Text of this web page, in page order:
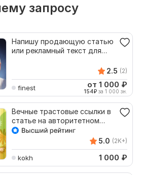
запросу
Напишу продающую статью
или рекламный текст для
2.5 (2)
finest от 1 000 ₽
154₽ за 1 000 зн.
Вечные трастовые ссылки в
статье на авторитетном
женском сайте
5.0 (2K+)
kokh 1 000 ₽